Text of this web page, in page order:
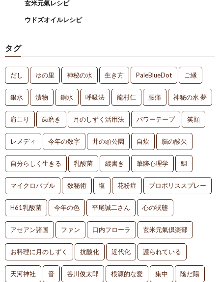
玄米元氣レシピ
ウドズオイルレシピ
タグ
だし ゆの里 神秘の水 生き方 PaleBlueDot ご縁
銀水 漬物 銅水 呼吸法 龍村仁 腰痛 神秘の水 夢
肩こり 歯磨き 月のしずく活用法 パワーテープ 笑顔
レメディ 今年の数字 井の頭公園 自炊 脳の酸欠
自分らしく生きる 乳酸菌 縦書き 筆跡心理学 鯛
マイクロバブル 数秘術 塩 花粉症 プロポリススプレー
H61乳酸菌 今年の色 平尾誠二さん 心の状態
アセアン諸国 ファン 口内フローラ 玄米元氣倶楽部
お料理に月のしずく 抗酸化 近代化 護られている
天河神社 音 谷川俊太郎 根源的な愛 集中 陰だ陽